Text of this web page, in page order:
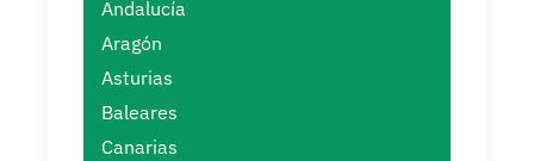
Andalucía
Aragón
Asturias
Baleares
Canarias